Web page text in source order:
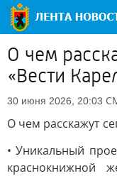
О чем
«Вести
30 июня 2026, 20:03
О чем расскажут
• Уникальный
краснокнижной